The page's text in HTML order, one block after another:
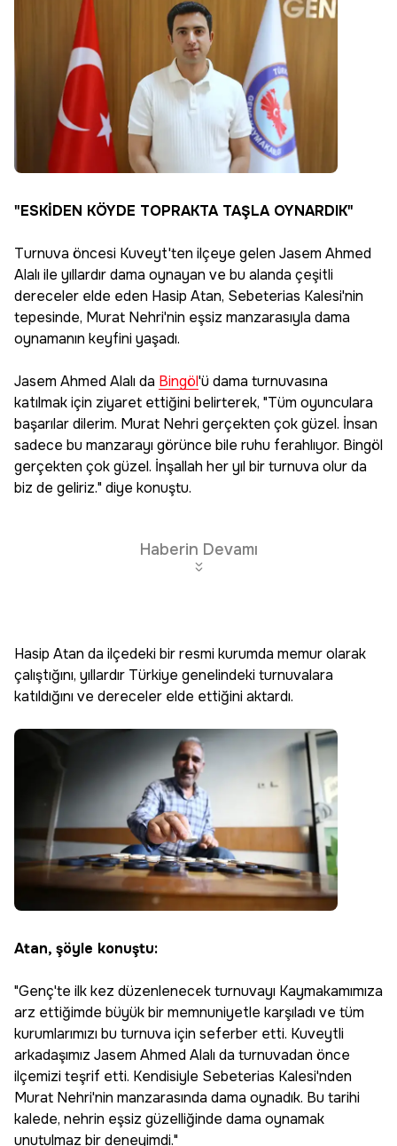
"ESKİDEN KÖYDE TOPRAKTA TAŞLA OYNARDIK"
Turnuva öncesi Kuveyt'ten ilçeye gelen Jasem Ahmed
Alalı ile yıllardır dama oynayan ve bu alanda çeşitli
dereceler elde eden Hasip Atan, Sebeterias Kalesi'nin
tepesinde, Murat Nehri'nin eşsiz manzarasıyla dama
oynamanın keyfini yaşadı.
Jasem Ahmed Alalı da Bingöl'ü dama turnuvasına
katılmak için ziyaret ettiğini belirterek, "Tüm oyunculara
başarılar dilerim. Murat Nehri gerçekten çok güzel. İnsan
sadece bu manzarayı görünce bile ruhu ferahlıyor. Bingöl
gerçekten çok güzel. İnşallah her yıl bir turnuva olur da
biz de geliriz." diye konuştu.
Haberin Devamı
Hasip Atan da ilçedeki bir resmi kurumda memur olarak
çalıştığını, yıllardır Türkiye genelindeki turnuvalara
katıldığını ve dereceler elde ettiğini aktardı.
Atan, şöyle konuştu:
"Genç'te ilk kez düzenlenecek turnuvayı Kaymakamımıza
arz ettiğimde büyük bir memnuniyetle karşıladı ve tüm
kurumlarımızı bu turnuva için seferber etti. Kuveytli
arkadaşımız Jasem Ahmed Alalı da turnuvadan önce
ilçemizi teşrif etti. Kendisiyle Sebeterias Kalesi'nden
Murat Nehri'nin manzarasında dama oynadık. Bu tarihi
kalede, nehrin eşsiz güzelliğinde dama oynamak
unutulmaz bir deneyimdi."